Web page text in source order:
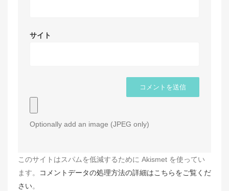
サイト
Optionally add an image (JPEG only)
このサイトはスパムを低減するために Akismet を使ってい
ます。
コメントデータの処理方法の詳細はこちらをご覧くだ
さい。